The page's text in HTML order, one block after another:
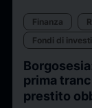
Finanza
Fondi di
prima
prestito